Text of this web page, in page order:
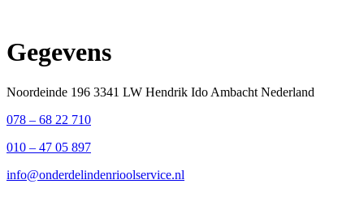
Gegevens
Noordeinde 196 3341 LW Hendrik Ido Ambacht Nederland
078 – 68 22 710
010 – 47 05 897
info@onderdelindenrioolservice.nl